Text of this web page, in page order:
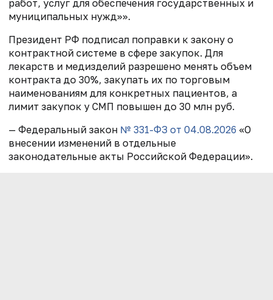
работ, услуг для обеспечения государственных и
муниципальных нужд»».
Президент РФ подписал поправки к закону о
контрактной системе в сфере закупок. Для
лекарств и медизделий разрешено менять объем
контракта до 30%, закупать их по торговым
наименованиям для конкретных пациентов, а
лимит закупок у СМП повышен до 30 млн руб.
— Федеральный закон № 331-ФЗ от 04.08.2026 «О
внесении изменений в отдельные
законодательные акты Российской Федерации».